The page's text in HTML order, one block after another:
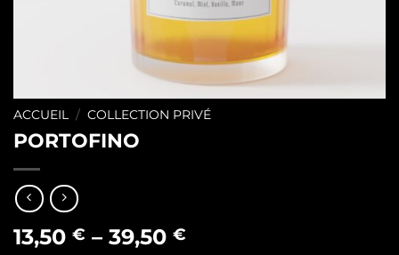
ACCUEIL / COLLECTION PRIVÉ
PORTOFINO
13,50 € – 39,50 €